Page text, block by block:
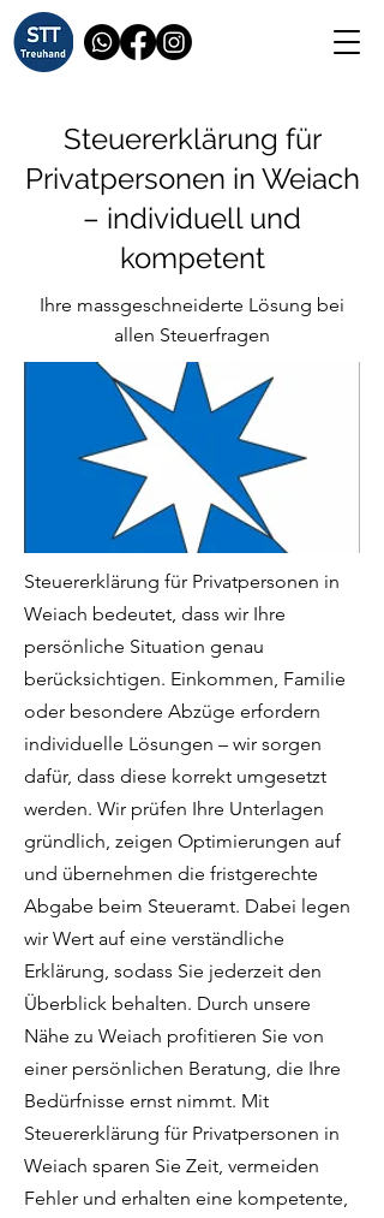
Steuererklärung für
Privatpersonen in Weiach
– individuell und
kompetent
Ihre massgeschneiderte Lösung bei
allen Steuerfragen
Steuererklärung für Privatpersonen in
Weiach bedeutet, dass wir Ihre
persönliche Situation genau
berücksichtigen. Einkommen, Familie
oder besondere Abzüge erfordern
individuelle Lösungen – wir sorgen
dafür, dass diese korrekt umgesetzt
werden. Wir prüfen Ihre Unterlagen
gründlich, zeigen Optimierungen auf
und übernehmen die fristgerechte
Abgabe beim Steueramt. Dabei legen
wir Wert auf eine verständliche
Erklärung, sodass Sie jederzeit den
Überblick behalten. Durch unsere
Nähe zu Weiach profitieren Sie von
einer persönlichen Beratung, die Ihre
Bedürfnisse ernst nimmt. Mit
Steuererklärung für Privatpersonen in
Weiach sparen Sie Zeit, vermeiden
Fehler und erhalten eine kompetente,